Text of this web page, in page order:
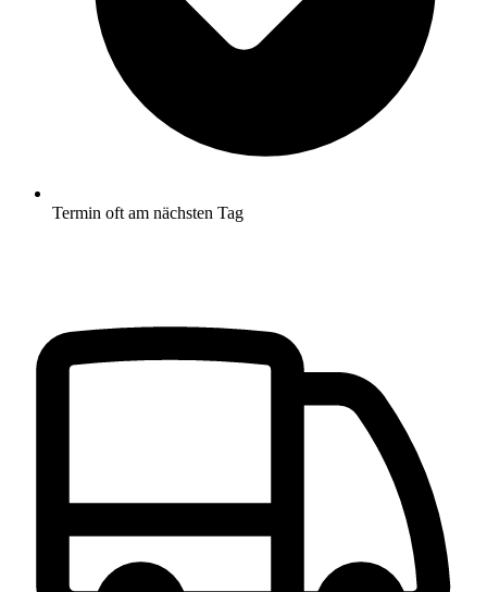
Termin oft am nächsten Tag